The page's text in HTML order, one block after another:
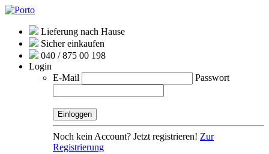
Lieferung nach Hause
Sicher einkaufen
040 / 875 00 198
Login
E-Mail
Passwort
Noch kein Account? Jetzt registrieren! Zur
Registrierung